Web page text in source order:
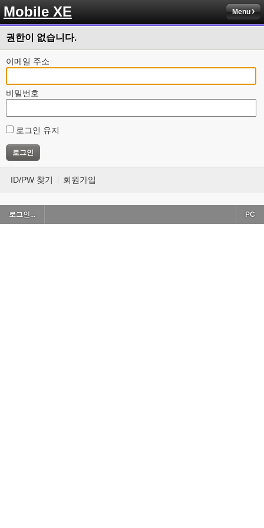
Mobile XE Menu
권한이 없습니다.
이메일 주소
비밀번호
로그인 유지
ID/PW 찾기 회원가입
로그인... PC